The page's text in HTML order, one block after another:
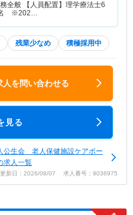
理学療法士6
名 ※202…
残業少なめ 積極採用中
人を問い合わせる
見る
公生会 老人保健施設ケアポー
求人一覧
更新日：2026/08/07 求人番号：9036975